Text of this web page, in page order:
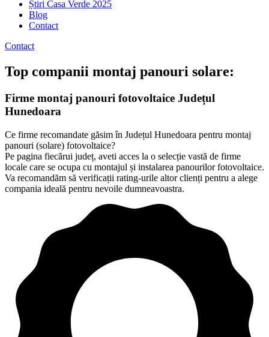
Știri Casa Verde 2025
Blog
Contact
Contact
Top companii montaj panouri solare:
Firme montaj panouri fotovoltaice Județul
Hunedoara
Ce firme recomandate găsim în Județul Hunedoara pentru montaj
panouri (solare) fotovoltaice?
Pe pagina fiecărui județ, aveti acces la o selecție vastă de firme
locale care se ocupa cu montajul și instalarea panourilor fotovoltaice.
Va recomandăm să verificații rating-urile altor clienți pentru a alege
compania ideală pentru nevoile dumneavoastra.